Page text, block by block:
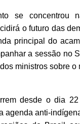
se concentrou
o futuro das
principal do
a sessão no
ministros sobre o
desde o dia
agenda anti-